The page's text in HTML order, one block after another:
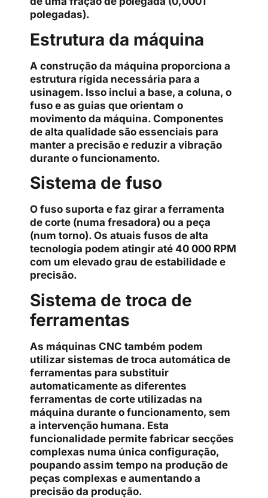
polegadas).
Estrutura da máquina
A construção da máquina proporciona a
estrutura rígida necessária para a
usinagem. Isso inclui a base, a coluna, o
fuso e as guias que orientam o
movimento da máquina. Componentes
de alta qualidade são essenciais para
manter a precisão e reduzir a vibração
durante o funcionamento.
Sistema de fuso
O fuso suporta e faz girar a ferramenta
de corte (numa fresadora) ou a peça
(num torno). Os atuais fusos de alta
tecnologia podem atingir até 40 000 RPM
com um elevado grau de estabilidade e
precisão.
Sistema de troca de
ferramentas
As máquinas CNC também podem
utilizar sistemas de troca automática de
ferramentas para substituir
automaticamente as diferentes
ferramentas de corte utilizadas na
máquina durante o funcionamento, sem
a intervenção humana. Esta
funcionalidade permite fabricar secções
complexas numa única configuração,
poupando assim tempo na produção de
peças complexas e aumentando a
precisão da produção.